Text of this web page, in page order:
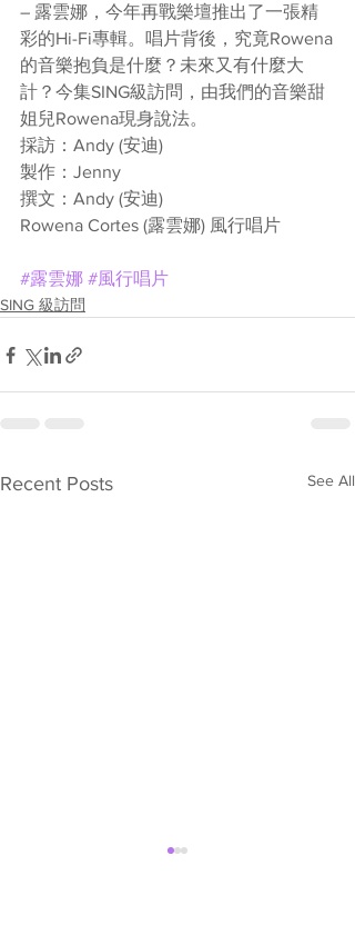
– 露雲娜，今年再戰樂壇推出了一張精
彩的Hi-Fi專輯。唱片背後，究竟Rowena
的音樂抱負是什麼？未來又有什麼大
計？今集SING級訪問，由我們的音樂甜
姐兒Rowena現身說法。
採訪：Andy (安迪)
製作：Jenny
撰文：Andy (安迪)
Rowena Cortes (露雲娜) 風行唱片
#露雲娜 #風行唱片
SING 級訪問
Recent Posts See All